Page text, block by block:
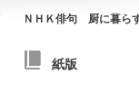
ＮＨＫ俳句 厨に暮ら
紙版